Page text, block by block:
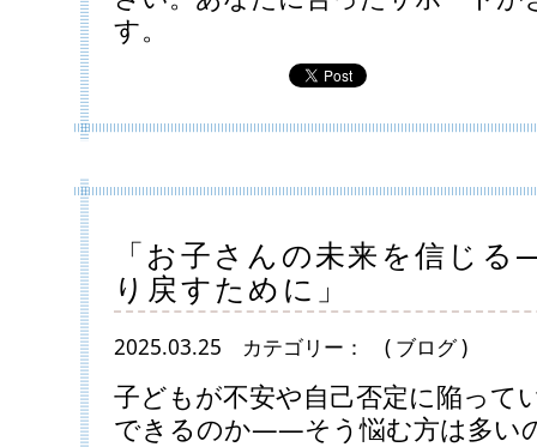
す。
「お子さんの未来を信じ
り戻すために」
2025.03.25 カテゴリー： ( ブログ )
子どもが不安や自己否定に陥って
できるのか――そう悩む方は多い